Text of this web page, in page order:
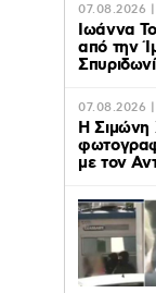
07.08.2026 |
Ιωάννα
από την
07.08.2026 |
Η Σιμώνη
με τον